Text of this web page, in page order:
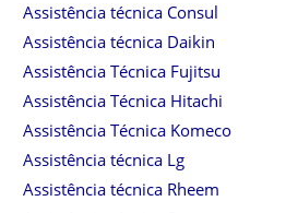
Assistência técnica Consul
Assistência técnica Daikin
Assistência Técnica Fujitsu
Assistência Técnica Hitachi
Assistência Técnica Komeco
Assistência técnica Lg
Assistência técnica Rheem